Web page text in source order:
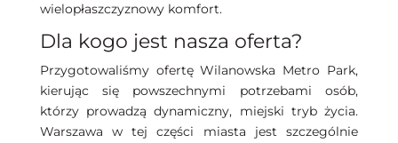
wielopłaszczyznowy komfort.
Dla kogo jest nasza oferta?
Przygotowaliśmy ofertę Wilanowska Metro Park,
kierując się powszechnymi potrzebami osób,
którzy prowadzą dynamiczny, miejski tryb życia.
Warszawa w tej części miasta jest szczególnie